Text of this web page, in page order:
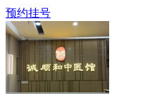
预约挂号